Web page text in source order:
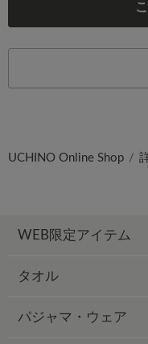
UCHINO Online Shop
WEB限定アイテム
タオル
パジャマ・ウェア